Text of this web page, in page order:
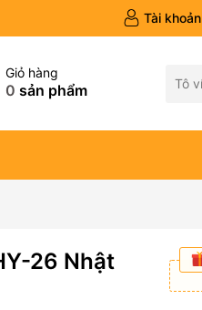
Tài khoản
Giỏ hàng
0 sản phẩm
26 Nhật